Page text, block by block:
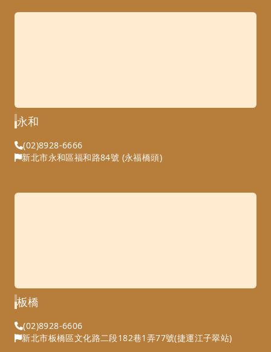
永和
(02)8928-6666
新北市永和區福和路84號 (永福橋頭)
板橋
(02)8928-6606
新北市板橋區文化路二段182巷1弄77號(捷運江子翠站)